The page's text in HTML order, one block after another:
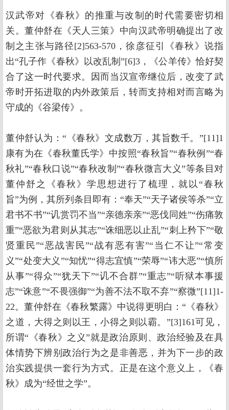
汉武帝对《春秋》的推重与改制的时代需要密切相
关。董仲舒在《天人三策》中向汉武帝明确提出了改
制之主张与路径[2]563-570，徐彦征引《春秋》说指
出“孔子作《春秋》以改乱制”[6]3，《公羊传》恰好契
合了这一时代要求。因而当汉宣帝继位后，改变了武
帝时开拓进取的内外政策后，转而支持相对而言略为
守成的《谷梁传》。
董仲舒认为：“《春秋》文成数万，其旨数千。”[11]1
康有为在《春秋董氏学》中按照“春秋旨”“春秋例”“春
秋礼”“春秋口说”“春秋改制”“春秋微言大义”等条目对
董仲舒之《春秋》学思想进行了梳理，就以“春秋
旨”为例，其所列条目即有：“奉天”“天子诸侯等杀”“立
君书不书”“讥赏罚不当”“亲德亲亲”“恶伐同姓”“伤痛敦
重”“恶欲为君则从其志”“诛细恶以止乱”“刺上矜下”“敬
贤重民”“恶战害民”“战有恶有害”“当仁不让”“常变
义”“处变大义”“知忧”“得志宜慎”“荣辱”“讳大恶”“慎所
从事”“得众”“犹天下”“讥不合群”“重志”“听狱本事援
志”“诛意”“不畏强御”“为善不法不取不弃”“察微”[11]1-
22。董仲舒在《春秋繁露》中说得更明白：“《春秋》
之道，大得之则以王，小得之则以霸。”[3]161可见，
所谓“《春秋》之义”就是政治原则、政治经验及在具
体情势下辨别政治行为之是非善恶，并为下一步的政
治实践提供一套行为方式。正是在这个意义上，《春
秋》成为“经世之学”。